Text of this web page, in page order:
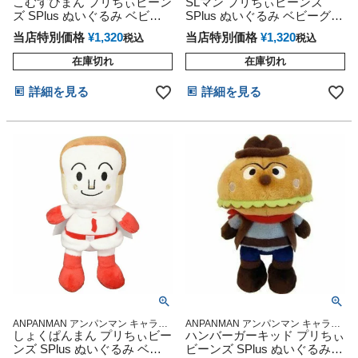
祝い 小物 出産記念
ズ SPlus ぬいぐるみ ベビー
グッズ プレゼント 人形 赤ち
ゃん 乳児 新生児 インスタ
当店特別価格 ¥1,320税込
在庫切れ
詳細を見る
祝い 小物 出産記念
SPlus ぬいぐるみ ベビーグッ
ズ プレゼント 人形 赤ちゃん
乳児 新生児 インスタ
当店特別価格 ¥1,320税込
在庫切れ
詳細を見る
ANPANMAN アンパンマン キャラク
ター 雑貨 グッズ通販 出産記念 出産
祝い 小物 出産記念
しょくぱんまん プリちぃビー
ンズ SPlus ぬいぐるみ ベビ
ANPANMAN アンパンマン キャラク
ター 雑貨 グッズ通販 出産記念 出産
祝い 小物 出産記念
ハンバーガーキッド プリちぃ
ビーンズ SPlus ぬいぐるみ